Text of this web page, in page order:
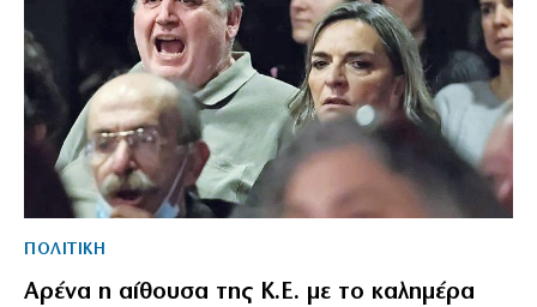
ΠΟΛΙΤΙΚΗ
Αρένα η αίθουσα της Κ.Ε. με το καλημέρα